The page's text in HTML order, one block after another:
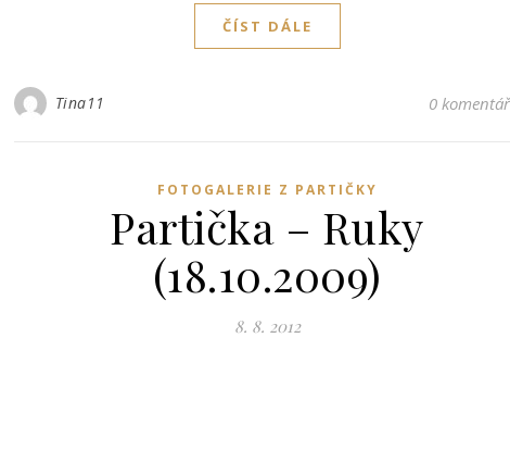
ČÍST DÁLE
Tina11 0
FOTOGALERIE Z PARTIČKY
Partička – Ruky
(18.10.2009)
8. 8. 2012